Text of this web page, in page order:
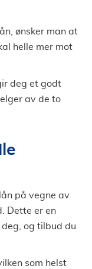
ønsker man at
helle mer mot
deg et godt
av de to
på vegne av
Dette er en
og tilbud du
som helst